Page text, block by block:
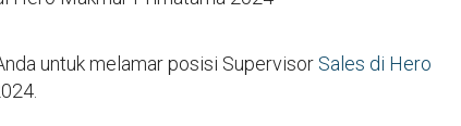
untuk melamar posisi Supervisor Sales di Hero